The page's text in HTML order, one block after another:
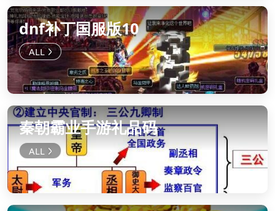
dnf补丁国服版10
秦朝霸业手游礼品码